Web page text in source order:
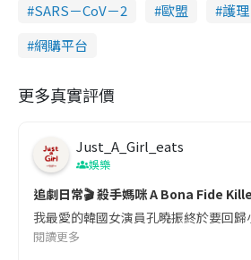
SARS－CoV－2
歐盟 護理
網購平台
更多真實評價
Just_A_Girl_eats
娛樂
追劇日常🎬 殺手媽咪 A Bona Fide
我最愛的韓國女演員孔曉振終於要回
閱讀更多